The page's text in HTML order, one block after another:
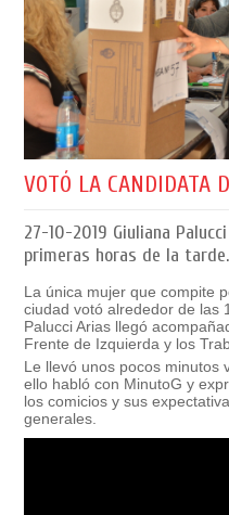
VOTÓ LA CANDIDATA
27-10-2019 Giuliana
primeras horas de la tarde.
La única mujer que compite
ciudad votó alrededor de las
Palucci Arias llegó
Frente de Izquierda y los
Le llevó unos pocos minutos
ello habló con MinutoG y
los comicios y sus
generales.